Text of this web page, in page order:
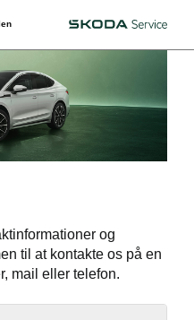
Škoda
og
til at kontakte os på en
mail eller telefon.